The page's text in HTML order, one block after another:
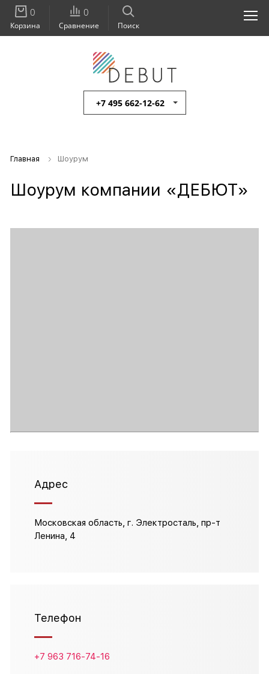
+7 495 662-12-62
Поиск
0
Сравнение
0
Корзина
Главная Шоурум
Шоурум компании «ДЕБЮТ»
Адрес
Московская область, г. Электросталь, пр-т
Ленина, 4
Телефон
+7 963 716-74-16